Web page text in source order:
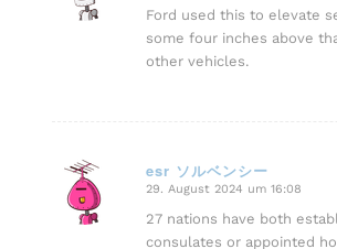
Ford used this to elevate
some four inches above
other vehicles.
esr ソルベンシー
sagte:
29. August 2024 um 16:08
27 nations have both
consulates or appointed